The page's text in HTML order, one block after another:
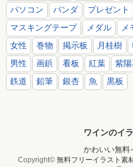
パソコン
パンダ プレゼント
マスキングテープ
メダル メ
女性
巻物 掲示板 月桂樹
男性
画鋲 看板 紅葉 紫
鉄道
鉛筆 銀杏 魚 黒板
ワインのイ
かわいい無料
Copyright© 無料フリーイラスト素